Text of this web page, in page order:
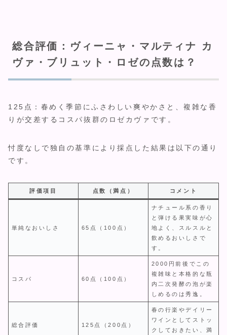
総合評価：ヴィーニャ・マルティナ カ
ヴァ・ブリュット・ロゼの点数は？
125点：春めく季節にふさわしい爽やかさと、複雑な香
りが交差するコスパ抜群のロゼカヴァです。
忖度なしで独自の基準により採点した結果は以下の通り
です。
評価項目 点数（満点） コメント
単純なおいしさ 65点（100点）
ナチュール系の香り
と弾ける果実味が心
地よく、スルスルと
飲めるおいしさで
す。
コスパ 60点（100点）
2000円前後でこの
複雑味と本格的な瓶
内二次発酵の泡が楽
しめるのは秀逸。
総合評価 125点（200点）
春の行楽やデイリー
ワインとしてストッ
クしておきたい、満